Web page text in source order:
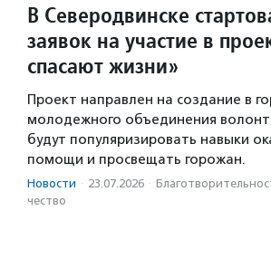
В Северодвинске
заявок на участие в
спасают жизни»
Проект направлен на создание в
молодежного объединения
будут популяризировать навыки
помощи и просвещать горожан.
Новости · 23.07.2026 ·
чест­во